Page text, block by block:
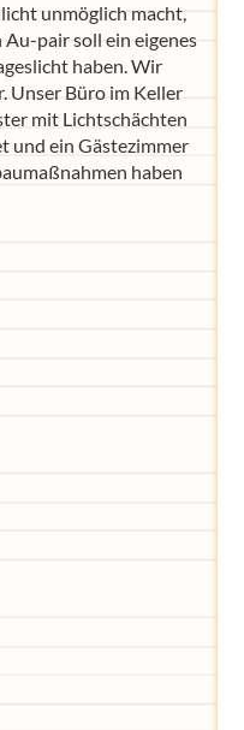
unmöglich macht,
pair soll ein eigenes
haben. Wir
Unser Büro im Keller
mit Lichtschächten
und ein Gästezimmer
haben